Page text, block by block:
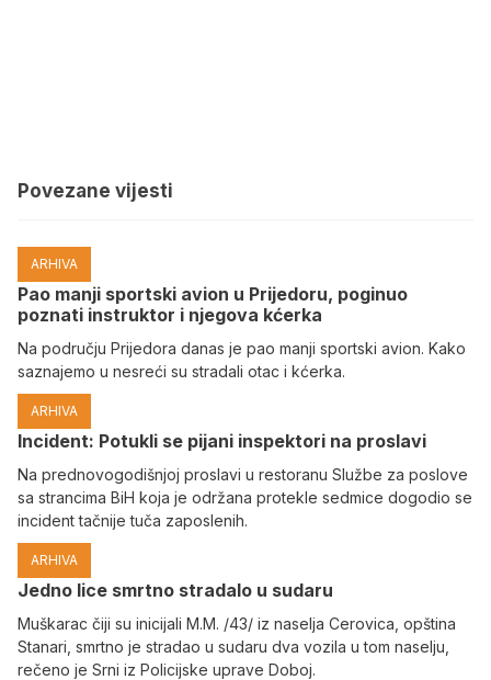
Povezane vijesti
ARHIVA
Pao manji sportski avion u Prijedoru, poginuo
poznati instruktor i njegova kćerka
Na području Prijedora danas je pao manji sportski avion. Kako
saznajemo u nesreći su stradali otac i kćerka.
ARHIVA
Incident: Potukli se pijani inspektori na proslavi
Na prednovogodišnjoj proslavi u restoranu Službe za poslove
sa strancima BiH koja je održana protekle sedmice dogodio se
incident tačnije tuča zaposlenih.
ARHIVA
Јedno lice smrtno stradalo u sudaru
Muškarac čiji su inicijali M.M. /43/ iz naselja Cerovica, opština
Stanari, smrtno je stradao u sudaru dva vozila u tom naselju,
rečeno je Srni iz Policijske uprave Doboj.